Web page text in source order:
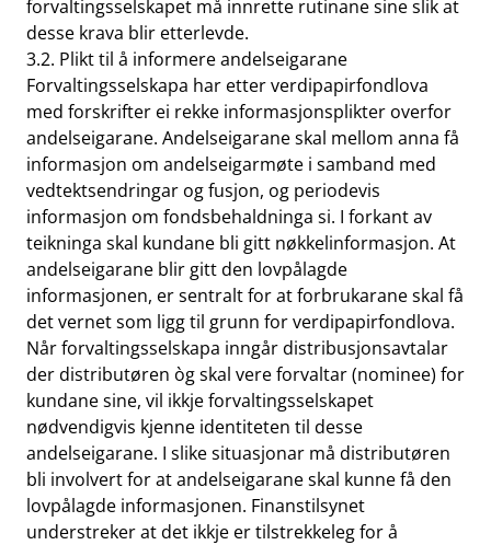
forvaltingsselskapet må innrette rutinane sine slik at
desse krava blir etterlevde.
3.2. Plikt til å informere andelseigarane
Forvaltingsselskapa har etter verdipapirfondlova
med forskrifter ei rekke informasjonsplikter overfor
andelseigarane. Andelseigarane skal mellom anna få
informasjon om andelseigarmøte i samband med
vedtektsendringar og fusjon, og periodevis
informasjon om fondsbehaldninga si. I forkant av
teikninga skal kundane bli gitt nøkkelinformasjon. At
andelseigarane blir gitt den lovpålagde
informasjonen, er sentralt for at forbrukarane skal få
det vernet som ligg til grunn for verdipapirfondlova.
Når forvaltingsselskapa inngår distribusjonsavtalar
der distributøren òg skal vere forvaltar (nominee) for
kundane sine, vil ikkje forvaltingsselskapet
nødvendigvis kjenne identiteten til desse
andelseigarane. I slike situasjonar må distributøren
bli involvert for at andelseigarane skal kunne få den
lovpålagde informasjonen. Finanstilsynet
understreker at det ikkje er tilstrekkeleg for å